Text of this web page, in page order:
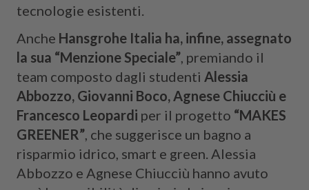
tecnologie esistenti.
Anche Hansgrohe Italia ha, infine, assegnato
la sua “Menzione Speciale”, premiando il
team composto dagli studenti Alessia
Abbozzo, Giovanni Boco, Agnese Chiucciù e
Francesco Leopardi per il progetto “MAKES
GREENER”, che suggerisce un bagno a
risparmio idrico, smart e green. Alessia
Abbozzo e Agnese Chiucciù hanno avuto